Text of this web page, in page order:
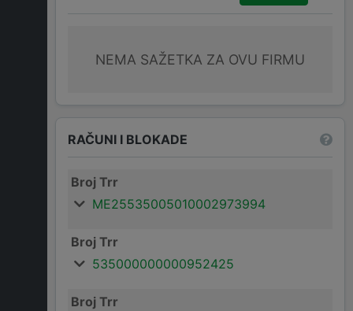
NEMA SAŽETKA ZA OVU FIRMU
RAČUNI I BLOKADE
Broj Trr
ME25535005010002973994
Broj Trr
535000000000952425
Broj Trr